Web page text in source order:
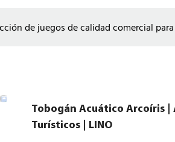
de juegos de calidad comercial
Tobogán Acuático Arcoíris |
Turísticos | LINO